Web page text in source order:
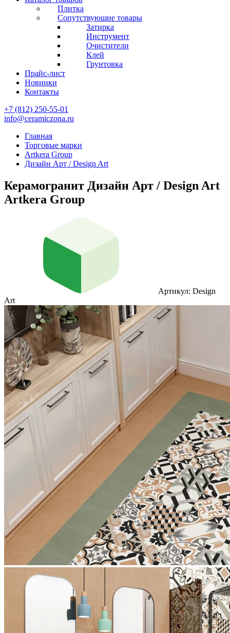
Плитка
Сопутствующие товары
Затирка
Инструмент
Очистители
Клей
Грунтовка
Прайс-лист
Новинки
Контакты
+7 (812) 250-55-01
info@ceramiczona.ru
Главная
Торговые марки
Artkera Group
Дизайн Арт / Design Art
Керамогранит Дизайн Арт / Design Art
Artkera Group
Артикул: Design
Art